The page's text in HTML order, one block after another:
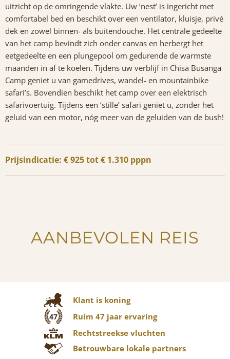
uitzicht op de omringende vlakte. Uw ‘nest’ is ingericht met
comfortabel bed en beschikt over een ventilator, kluisje, privé
dek en zowel binnen- als buitendouche. Het centrale gedeelte
van het camp bevindt zich onder canvas en herbergt het
eetgedeelte en een plungepool om gedurende de warmste
maanden in af te koelen. Tijdens uw verblijf in Chisa Busanga
Camp geniet u van gamedrives, wandel- en mountainbike
safari’s. Bovendien beschikt het camp over een elektrisch
safarivoertuig. Tijdens een ‘stille’ safari geniet u, zonder het
geluid van een motor, nóg meer van de geluiden van de bush!
Prijsindicatie: € 925 tot € 1.310 pppn
AANBEVOLEN REIS
Klant is koning
47
Ruim 47 jaar ervaring
Rechtstreekse vluchten
Betrouwbare lokale partners